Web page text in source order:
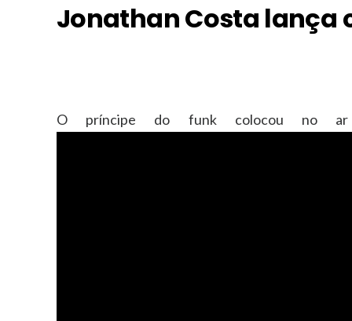
Jonathan Costa lança
O príncipe do funk colocou no